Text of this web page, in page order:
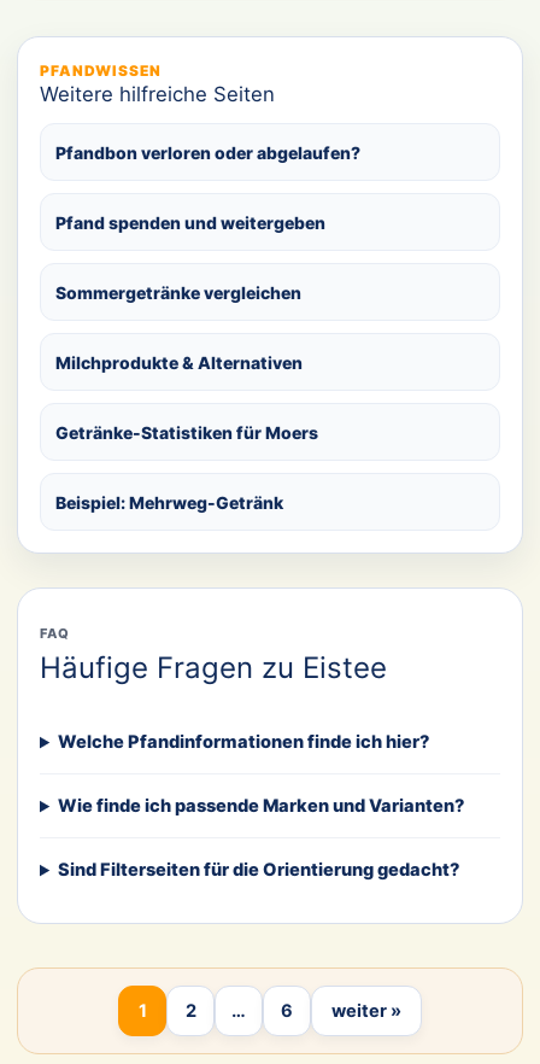
PFANDWISSEN
Weitere hilfreiche Seiten
Pfandbon verloren oder abgelaufen?
Pfand spenden und weitergeben
Sommergetränke vergleichen
Milchprodukte & Alternativen
Getränke-Statistiken für Moers
Beispiel: Mehrweg-Getränk
FAQ
Häufige Fragen zu Eistee
Welche Pfandinformationen finde ich hier?
Wie finde ich passende Marken und Varianten?
Sind Filterseiten für die Orientierung gedacht?
1 2 … 6 weiter »